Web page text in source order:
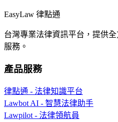
EasyLaw 律點通
台灣專業法律資訊平台，提供
服務。
產品服務
律點通 - 法律知識平台
Lawbot AI - 智慧法律助手
Lawpilot - 法律領航員